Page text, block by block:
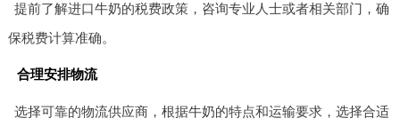
提前了解进口牛奶的税费政策，咨询专业人士或者相关部门，确
保税费计算准确。
合理安排物流
选择可靠的物流供应商，根据牛奶的特点和运输要求，选择合适